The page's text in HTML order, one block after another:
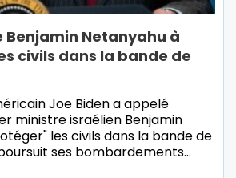
Benjamin Netanyahu à
civils dans la bande de
Joe Biden a appelé
ministre israélien Benjamin
les civils dans la bande de
ses bombardements…